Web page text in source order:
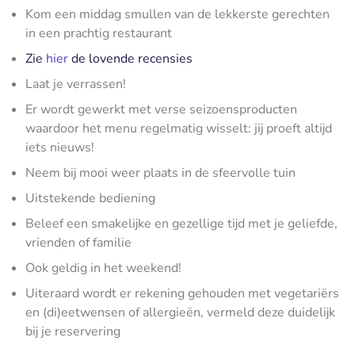
Kom een middag smullen van de lekkerste gerechten
in een prachtig restaurant
Zie hierde lovende recensies
Laat je verrassen!
Er wordt gewerkt met verse seizoensproducten
waardoor het menu regelmatig wisselt: jij proeft altijd
iets nieuws!
Neem bij mooi weer plaats in de sfeervolle tuin
Uitstekende bediening
Beleef een smakelijke en gezellige tijd met je geliefde,
vrienden of familie
Ook geldig in het weekend!
Uiteraard wordt er rekening gehouden met vegetariërs
en (di)eetwensen of allergieën, vermeld deze duidelijk
bij je reservering